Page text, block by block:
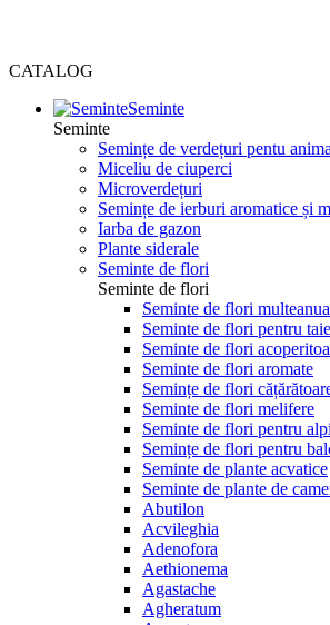
CATALOG
Seminte
Seminte
Semințe de verdețuri pentu
Miceliu de ciuperci
Microverdețuri
Semințe de ierburi aromatice și
Iarba de gazon
Plante siderale
Seminte de flori
Seminte de flori
Seminte de flori
Seminte de flori pentru
Seminte de flori
Seminte de flori aromate
Semințe de flori
Seminte de flori melifere
Seminte de flori pentru
Semințe de flori pentru
Seminte de plante acvatice
Seminte de plante de
Abutilon
Acvileghia
Adenofora
Aethionema
Agastache
Agheratum